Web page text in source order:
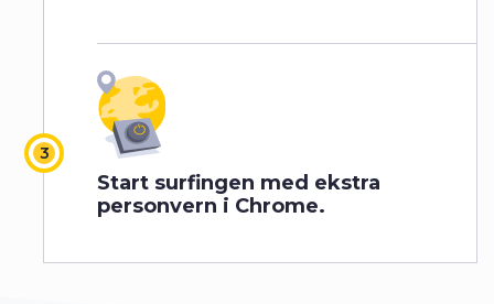
Start surfingen med ekstra
personvern i Chrome.